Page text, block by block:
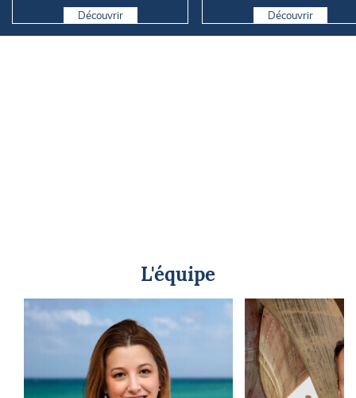
Découvrir Découvrir
L'équipe